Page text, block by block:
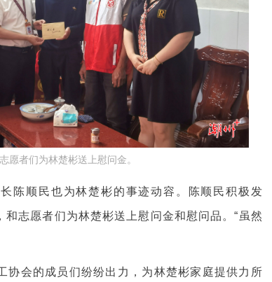
愿者们为林楚彬送上慰问金。
陈顺民也为林楚彬的事迹动容。陈顺民积极发
志愿者们为林楚彬送上慰问金和慰问品。“虽然
会的成员们纷纷出力，为林楚彬家庭提供力所